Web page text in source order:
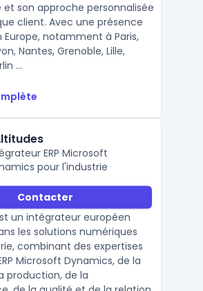
son approche personnalisée
client. Avec une présence
notamment à Paris,
Nantes, Grenoble, Lille,
...
ERP Microsoft
pour l'industrie
Contacter
un intégrateur européen
les solutions numériques
combinant des expertises
Microsoft Dynamics, de la
production, de la